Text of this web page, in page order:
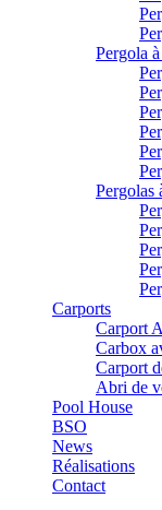
Pergola
Pergolas
Carports
Carport
Carbox
Carport
Abri de
Pool House
BSO
News
Réalisations
Contact